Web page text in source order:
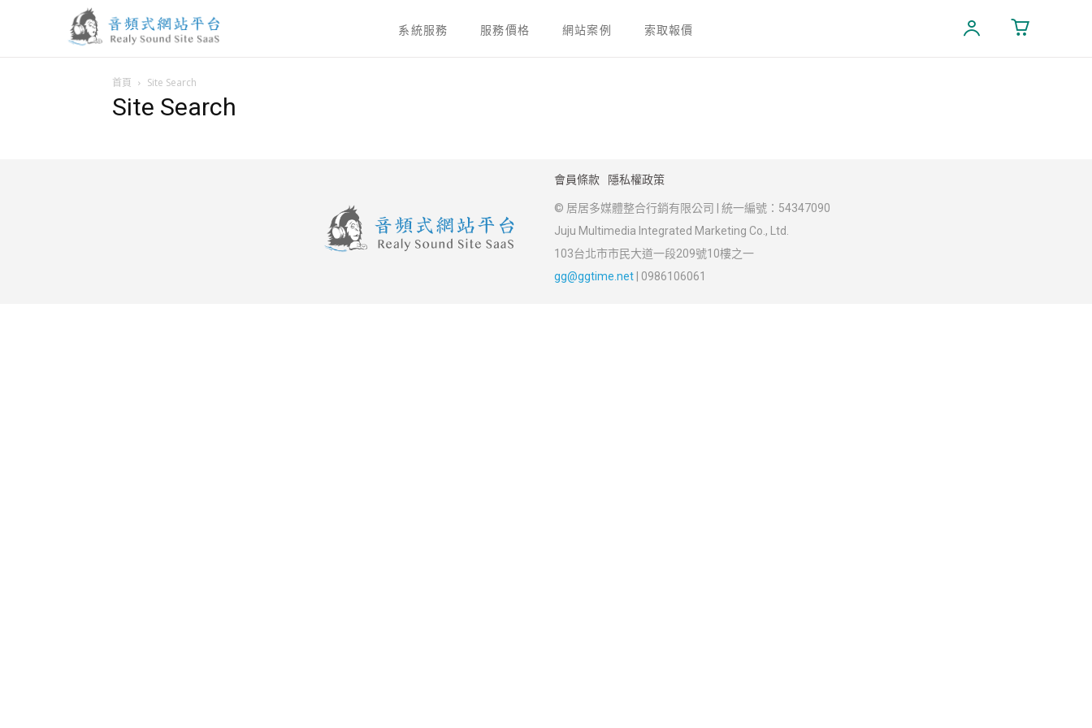
系統服務 服務價格 網站案例 索取報價
首頁 Site Search
Site Search
會員條款 隱私權政策
© 居居多媒體整合行銷有限公司 | 統一編號：54347090
Juju Multimedia Integrated Marketing Co., Ltd.
103台北市市民大道一段209號10樓之一
gg@ggtime.net
0986106061